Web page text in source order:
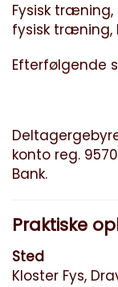
Fysisk
fysisk
Efterfølgende
konto reg.
Bank.
Praktiske
Sted
Kloster Fys,